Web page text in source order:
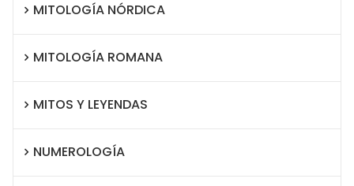
MITOLOGÍA NÓRDICA
MITOLOGÍA ROMANA
MITOS Y LEYENDAS
NUMEROLOGÍA